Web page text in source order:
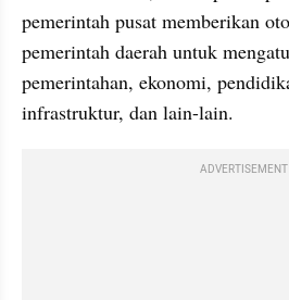
pemerintah pusat memberikan
pemerintah daerah untuk
pemerintahan, ekonomi,
infrastruktur, dan lain-lain.
ADVERTISEMENT